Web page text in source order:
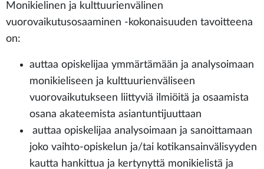
Monikielinen ja kulttuurienvälinen
vuorovaikutusosaaminen -kokonaisuuden tavoitteena
on:
auttaa opiskelijaa ymmärtämään ja analysoimaan
monikieliseen ja kulttuurienväliseen
vuorovaikutukseen liittyviä ilmiöitä ja osaamista
osana akateemista asiantuntijuuttaan
auttaa opiskelijaa analysoimaan ja sanoittamaan
joko vaihto-opiskelun ja/tai kotikansainvälisyyden
kautta hankittua ja kertynyttä monikielistä ja